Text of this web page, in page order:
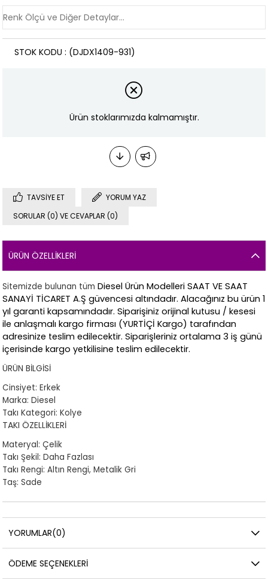
(DJDX1409-931)
STOK KODU
Ürün stoklarımızda kalmamıştır.
TAVSIYE ET
YORUM YAZ
SORULAR (0) VE CEVAPLAR (0)
ÜRÜN ÖZELLIKLERI
Sitemizde bulunan tümDiesel Ürün Modelleri SAAT VE SAAT
SANAYİ TİCARET A.Ş güvencesi altındadır. Alacağınız bu ürün 1
yıl garanti kapsamındadır.Siparişiniz orijinal kutusu / kesesi
ile anlaşmalı kargo firması (YURTİÇİ Kargo) tarafından
adresinize teslim edilecektir. Siparişleriniz ortalama 3 iş günü
içerisinde kargo yetkilisine teslim edilecektir.
ÜRÜN BİLGİSİ
Cinsiyet: Erkek
Marka: Diesel
Takı Kategori: Kolye
TAKI ÖZELLİKLERİ
Materyal: Çelik
Takı Şekil: Daha Fazlası
Takı Rengi: Altın Rengi, Metalik Gri
Taş: Sade
YORUMLAR(0)
ÖDEME SEÇENEKLERI